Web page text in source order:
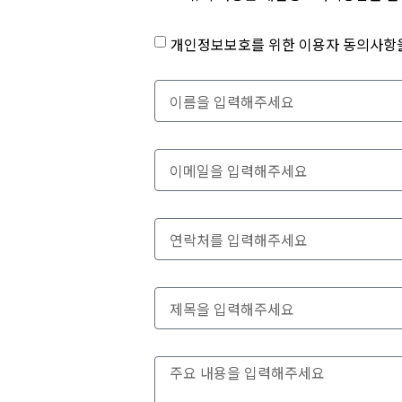
개인정보보호를 위한 이용자 동의사